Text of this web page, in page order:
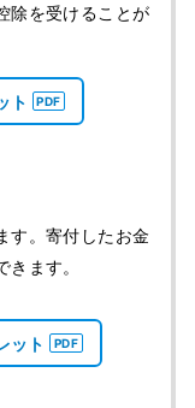
除を受けることが
ト
す。寄付したお金
ます。
ット